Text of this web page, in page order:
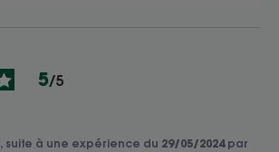
5/5
, suite à une expérience du 29/05/2024 par